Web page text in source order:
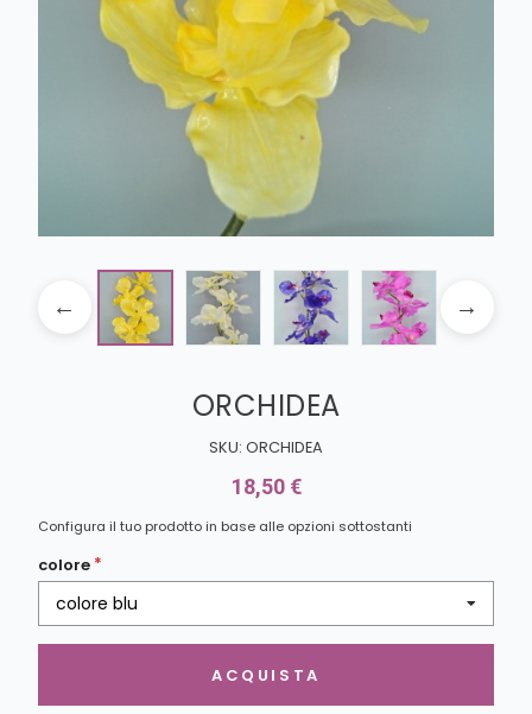
ORCHIDEA
SKU: ORCHIDEA
18,50 €
Configura il tuo prodotto in base alle opzioni sottostanti
colore
colore blu
ACQUISTA